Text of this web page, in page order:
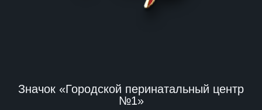
Значок «Городской перинатальный центр
№1»